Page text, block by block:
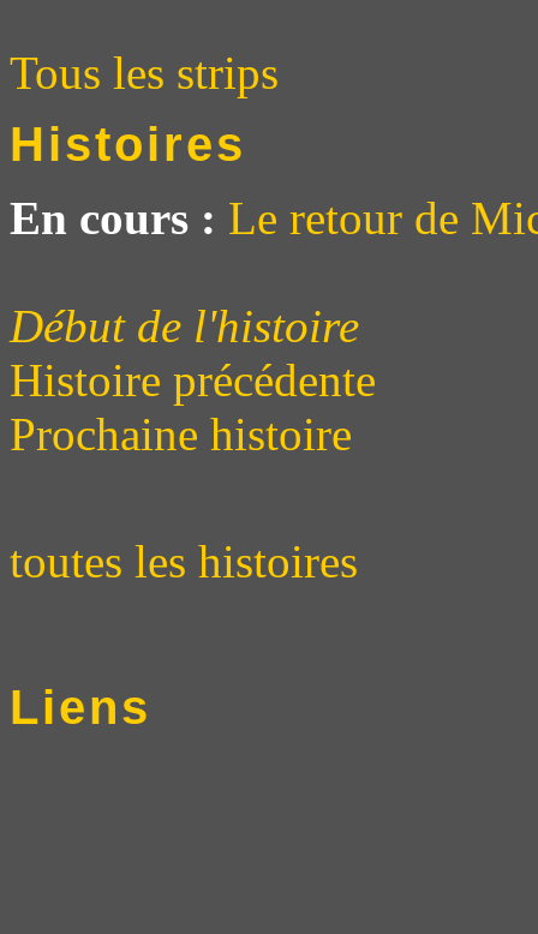
Tous les strips
Histoires
En cours : Le retour de
Début de l'histoire
Histoire précédente
Prochaine histoire
toutes les histoires
Liens